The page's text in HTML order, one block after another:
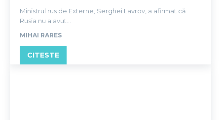
Ministrul rus de Externe, Serghei Lavrov, a afirmat că
Rusia nu a avut...
MIHAI RARES
CITESTE